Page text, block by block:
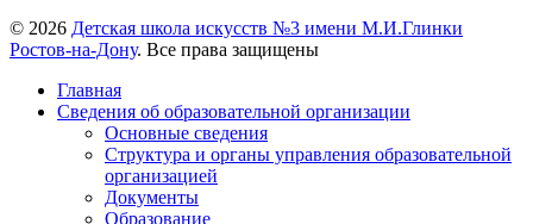
© 2026 Детская школа искусств №3 имени М.И.Глинки
Ростов-на-Дону. Все права защищены
Главная
Сведения об образовательной организации
Основные сведения
Структура и органы управления образовательной
организацией
Документы
Образование